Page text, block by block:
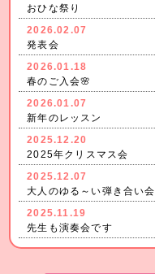
おひな祭り
2026.02.07
発表会
2026.01.18
春のご入会🌸
2026.01.07
新年のレッスン
2025.12.20
2025年クリスマス会
2025.12.07
大人のゆる～い弾き合い会
2025.11.19
先生も演奏会です